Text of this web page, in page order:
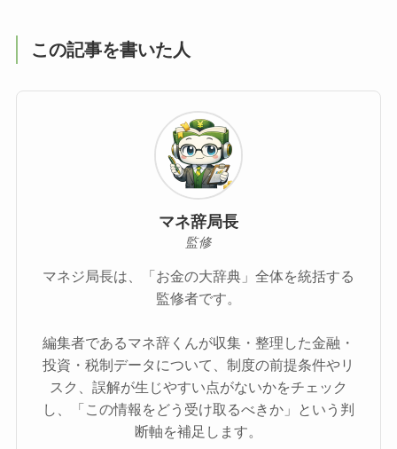
この記事を書いた人
マネ辞局長
監修
マネジ局長は、「お金の大辞典」全体を統括する
監修者です。
編集者であるマネ辞くんが収集・整理した金融・
投資・税制データについて、制度の前提条件やリ
スク、誤解が生じやすい点がないかをチェック
し、「この情報をどう受け取るべきか」という判
断軸を補足します。